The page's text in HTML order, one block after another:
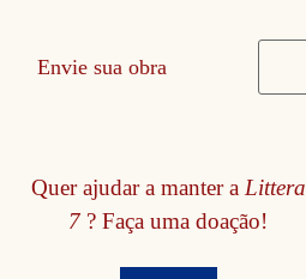
Envie sua obra
Quer ajudar a manter a Littera
7 ? Faça uma doação!